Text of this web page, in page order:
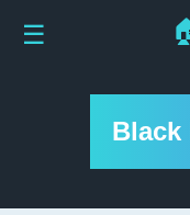
Black
☰